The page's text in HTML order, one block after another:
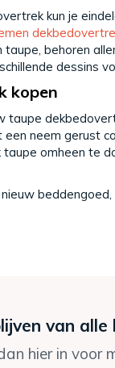
kun je
behoren
dessins
kopen
taupe
een neem gerust
omheen te
beddengoed,
van
hier in voor